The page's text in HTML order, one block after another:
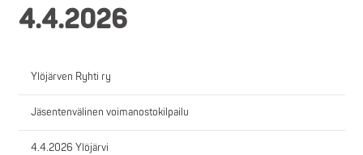
4.4.2026
Ylöjärven Ryhti ry
Jäsentenvälinen voimanostokilpailu
4.4.2026 Ylöjärvi